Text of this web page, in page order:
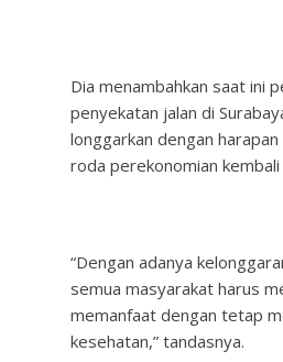
Dia menambahkan saat ini
penyekatan jalan di
longgarkan dengan
roda perekonomian kembali
“Dengan adanya
semua masyarakat harus
memanfaat dengan tetap
kesehatan,” tandasnya.